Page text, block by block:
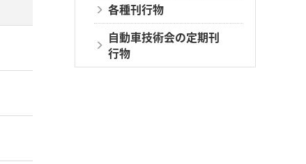
各種刊行物
自動車技術会の定期刊
行物